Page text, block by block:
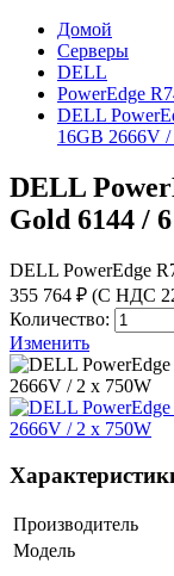
Домой
Серверы
DELL
PowerEdge
DELL
16GB 2666V
DELL
Gold 6144 /
DELL PowerEdge
355 764 ₽ (С НДС
Количество:
Изменить
Производитель
Модель